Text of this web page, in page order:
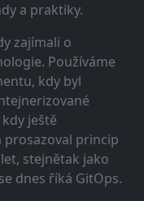
a praktiky.
zajímali o
Používáme
kdy byl
ještě
prosazoval princip
stejnětak jako
dnes říká GitOps.